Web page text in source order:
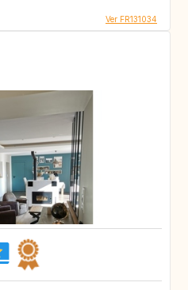
Ver FR131034